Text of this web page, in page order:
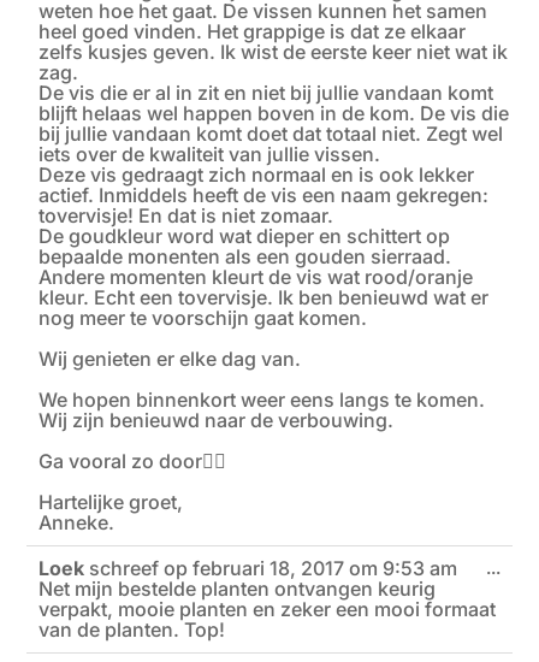
weten hoe het gaat. De vissen kunnen het samen
heel goed vinden. Het grappige is dat ze elkaar
zelfs kusjes geven. Ik wist de eerste keer niet wat ik
zag.
De vis die er al in zit en niet bij jullie vandaan komt
blijft helaas wel happen boven in de kom. De vis die
bij jullie vandaan komt doet dat totaal niet. Zegt wel
iets over de kwaliteit van jullie vissen.
Deze vis gedraagt zich normaal en is ook lekker
actief. Inmiddels heeft de vis een naam gekregen:
tovervisje! En dat is niet zomaar.
De goudkleur word wat dieper en schittert op
bepaalde monenten als een gouden sierraad.
Andere momenten kleurt de vis wat rood/oranje
kleur. Echt een tovervisje. Ik ben benieuwd wat er
nog meer te voorschijn gaat komen.
Wij genieten er elke dag van.
We hopen binnenkort weer eens langs te komen.
Wij zijn benieuwd naar de verbouwing.
Ga vooral zo door👍🏼
Hartelijke groet,
Anneke.
Loek schreef op februari 18, 2017 om 9:53 am
Net mijn bestelde planten ontvangen keurig
verpakt, mooie planten en zeker een mooi formaat
van de planten. Top!
...